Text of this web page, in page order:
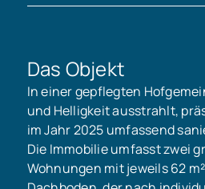
Das Objekt
In einer gepflegten
und Helligkeit ausstrahlt,
im Jahr 2025 umfassend
Die Immobilie umfasst zwei
Wohnungen mit jeweils 62